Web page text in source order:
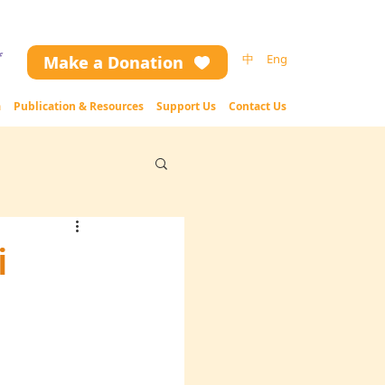
Make a Donation 中 Eng
Publication & Resources Support Us Contact Us